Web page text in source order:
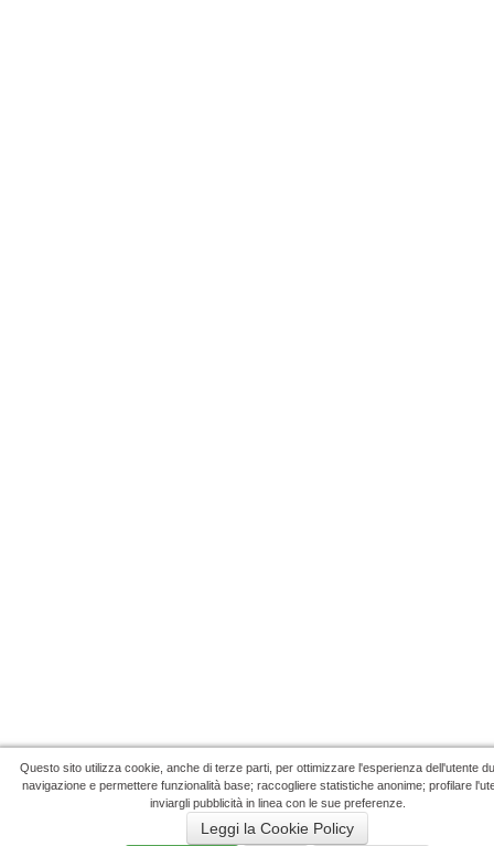
Questo sito utilizza cookie, anche di terze parti, per ottimizzare l'esperienza dell'utente
navigazione e permettere funzionalità base; raccogliere statistiche anonime; profilare
inviargli pubblicità in linea con le sue preferenze.
Leggi la Cookie Policy